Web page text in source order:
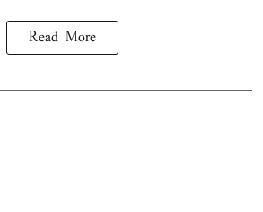
Read More